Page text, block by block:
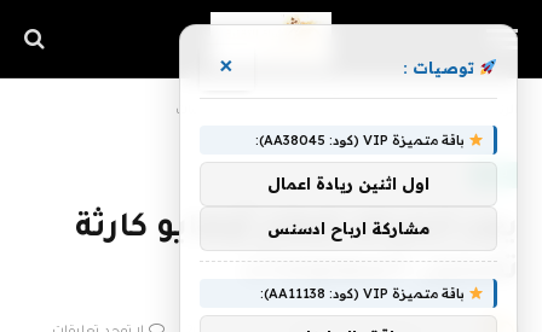
يعد انحراف قطار أوهايو كارثة تضليل المعلومات
يعد انحراف قطار أوهايو كارثة
تضليل المعلومات
توصيات : ×
باقة متميزة VIP (كود: AA38045):
اول اثنين ريادة اعمال
مشاركة ارباح ادسنس
باقة متميزة VIP (كود: AA11138):